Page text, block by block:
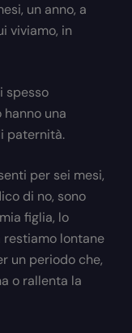
un anno, a
viviamo, in
spesso
una
paternità.
per sei mesi,
di no, sono
figlia, lo
restiamo lontane
un periodo che,
o rallenta la